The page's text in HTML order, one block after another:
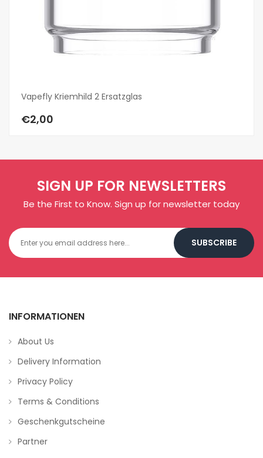
Vapefly Kriemhild 2 Ersatzglas
€2,00
SIGN UP FOR NEWSLETTERS
Be the First to Know. Sign up for newsletter today
SUBSCRIBE
INFORMATIONEN
About Us
Delivery Information
Privacy Policy
Terms & Conditions
Geschenkgutscheine
Partner